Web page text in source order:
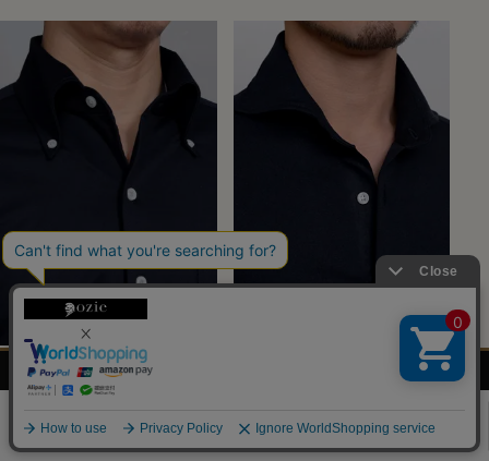
メンズ
シャツ
シャツの
基礎知識
送料無料 スリム
【メンズ・ワイシャツ】スリムストレ
イタリアンカラー・ボタンダウン・
第一ボタンあり
ホリゾンタルカラー・カッタウェイ
（0）